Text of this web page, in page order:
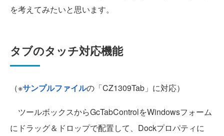
を考えてみたいと思います。
タブのタッチ対応機能
（※サンプルファイルの「CZ1309Tab」に対応）
ツールボックスからGcTabControlをWindowsフォーム
にドラッグ＆ドロップで配置して、Dockプロパティに